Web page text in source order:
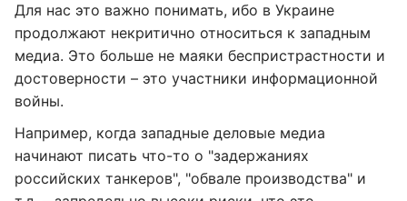
Для нас это важно понимать, ибо в Украине
продолжают некритично относиться к западным
медиа. Это больше не маяки беспристрастности и
достоверности – это участники информационной
войны.
Например, когда западные деловые медиа
начинают писать что-то о "задержаниях
российских танкеров", "обвале производства" и